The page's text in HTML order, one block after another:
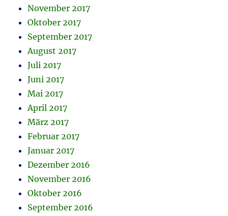
November 2017
Oktober 2017
September 2017
August 2017
Juli 2017
Juni 2017
Mai 2017
April 2017
März 2017
Februar 2017
Januar 2017
Dezember 2016
November 2016
Oktober 2016
September 2016